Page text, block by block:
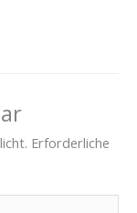
Erforderliche